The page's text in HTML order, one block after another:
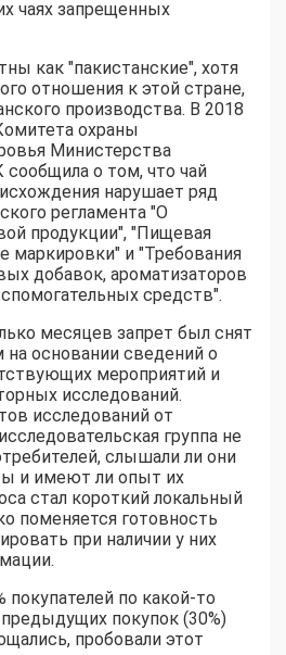
чаях запрещенных
как "пакистанские", хотя
отношения к этой стране,
производства. В 2018
охраны
Министерства
сообщила о том, что чай
нарушает ряд
регламента "О
продукции", "Пищевая
маркировки" и "Требования
добавок, ароматизаторов
средств".
месяцев запрет был снят
основании сведений о
мероприятий и
исследований.
исследований от
группа не
слышали ли они
и имеют ли опыт их
стал короткий локальный
поменяется готовность
при наличии у них
покупателей по какой-то
покупок (30%)
пробовали этот